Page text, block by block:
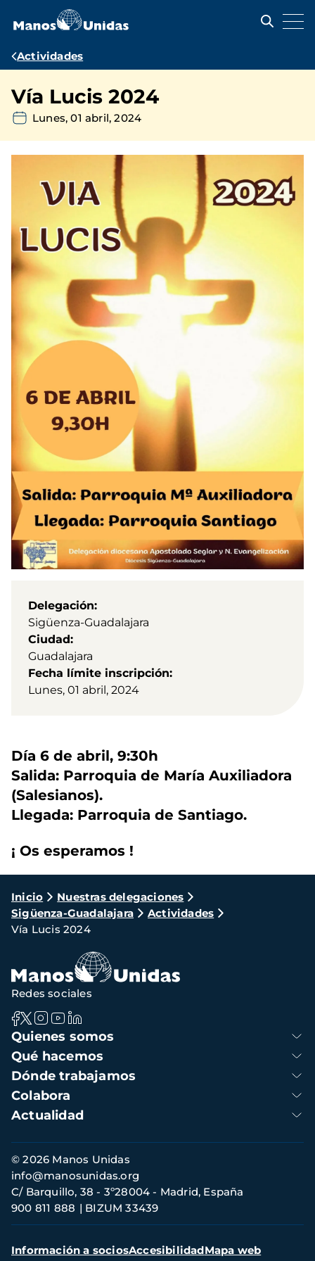
contenido
Ruta
navegación
Actividades
Vía Lucis 2024
Lunes, 01 abril, 2024
Delegación
Sigüenza-Guadalajara
Ciudad
Guadalajara
Fecha límite inscripción
Lunes, 01 abril, 2024
Día 6 de abril, 9:30h
Salida: Parroquia de María Auxiliadora
(Salesianos).
Llegada: Parroquia de Santiago.
¡ Os esperamos !
Ruta
de
navegación
Inicio
Nuestras delegaciones
Sigüenza-Guadalajara
Actividades
Vía Lucis 2024
Navegación
principal
Quienes somos
Qué hacemos
Dónde trabajamos
Colabora
Actualidad
Redes sociales
Información
de
contacto
© 2026 Manos Unidas
C/ Barquillo, 38 - 3º28004 - Madrid, España
900 811 888
BIZUM 33439
info@manosunidas.org
Menú
Información a sociosAccesibilidadMapa web